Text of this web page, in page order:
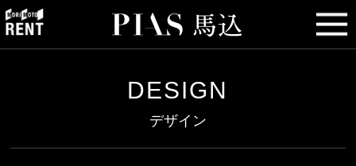
DESIGN
デザイン